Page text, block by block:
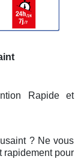
Rapide et
? Ne vous
rapidement pour